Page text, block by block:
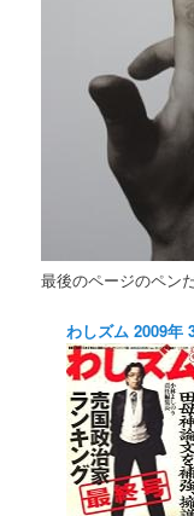
最後のページのペン
わしズム 2009年